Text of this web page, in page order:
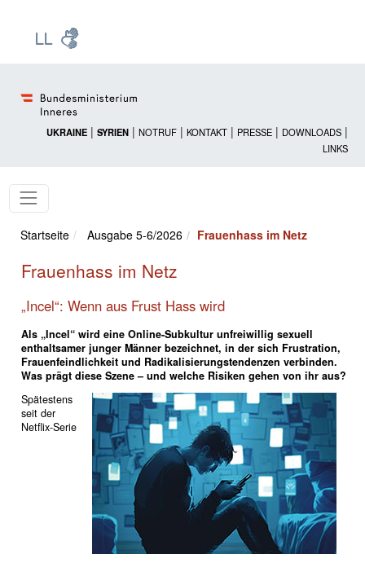
UKRAINE | SYRIEN | NOTRUF | KONTAKT | PRESSE | DOWNLOADS |
LINKS
Startseite Ausgabe 5-6/2026 Frauenhass im Netz
Frauenhass im Netz
„Incel“: Wenn aus Frust Hass wird
Als „Incel“ wird eine Online-Subkultur unfreiwillig sexuell
enthaltsamer junger Männer bezeichnet, in der sich Frustration,
Frauenfeindlichkeit und Radikalisierungstendenzen verbinden.
Was prägt diese Szene – und welche Risiken gehen von ihr aus?
Spätestens
seit der
Netflix-Serie